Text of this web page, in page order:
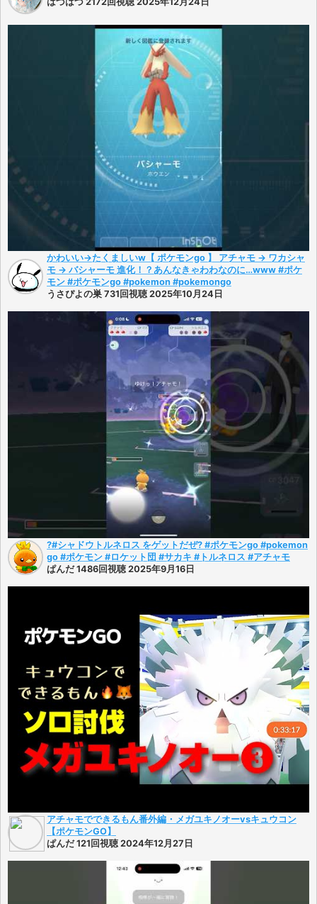
かわいい→たくましいw【 ポケモンgo 】 アチャモ → ワカシャ
モ → バシャーモ 進化！？あんなきゃわわなのに…www #ポケ
モン #ポケモンgo #pokemon #pokemongo
うさぴよの巣 731回視聴 2025年10月24日
?️#シャドウトルネロス をゲットだぜ?️ #ポケモンgo #pokemon
go #ポケモン #ロケット団 #サカキ #トルネロス #アチャモ
ぱんだ 1486回視聴 2025年9月16日
アチャモでできるもん番外編・メガユキノオーvsキュウコン
【ポケモンGO】
ぱんだ 121回視聴 2024年12月27日